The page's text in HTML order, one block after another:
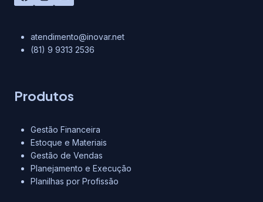
atendimento@inovar.net
(81) 9 9313 2536
Produtos
Gestão Financeira
Estoque e Materiais
Gestão de Vendas
Planejamento e Execução
Planilhas por Profissão